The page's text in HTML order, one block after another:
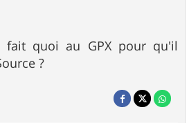
quoi au GPX pour qu'il
?